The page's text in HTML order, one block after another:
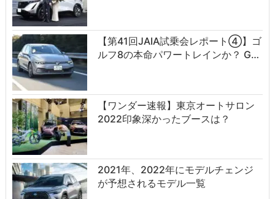
【第41回JAIA試乗会レポート④】ゴ
ルフ8の本命パワートレインか？ G…
【ワンダー速報】東京オートサロン
2022印象深かったブースは？
2021年、2022年にモデルチェンジ
が予想されるモデル一覧